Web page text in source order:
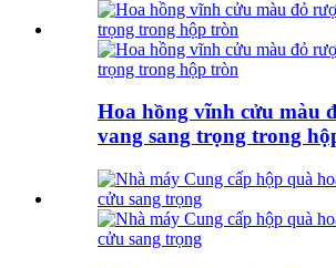
Hoa hồng vĩnh cửu màu
vang sang trọng trong